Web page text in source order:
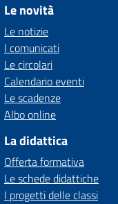
Le novità
Le notizie
I comunicati
Le circolari
Calendario eventi
Le scadenze
Albo online
La didattica
Offerta formativa
Le schede didattiche
I progetti delle classi